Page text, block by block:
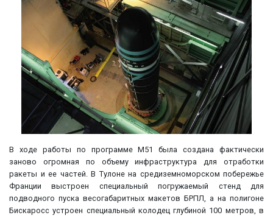
В ходе работы по программе М51 была создана фактически
заново огромная по объему инфраструктура для отработки
ракеты и ее частей. В Тулоне на средиземноморском побережье
Франции выстроен специальный погружаемый стенд для
подводного пуска весогабаритных макетов БРПЛ, а на полигоне
Бискаросс устроен специальный колодец глубиной 100 метров, в